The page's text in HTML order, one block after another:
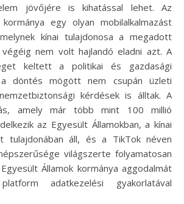
jövőjére is kihatással lehet. Az
egy olyan mobilalkalmazást
kínai tulajdonosa a megadott
nem volt hajlandó eladni azt. A
keltett a politikai és gazdasági
döntés mögött nem csupán üzleti
kérdések is álltak. A
amely már több mint 100 millió
az Egyesült Államokban, a kínai
tulajdonában áll, és a TikTok néven
világszerte folyamatosan
Államok kormánya aggodalmát
adatkezelési gyakorlatával